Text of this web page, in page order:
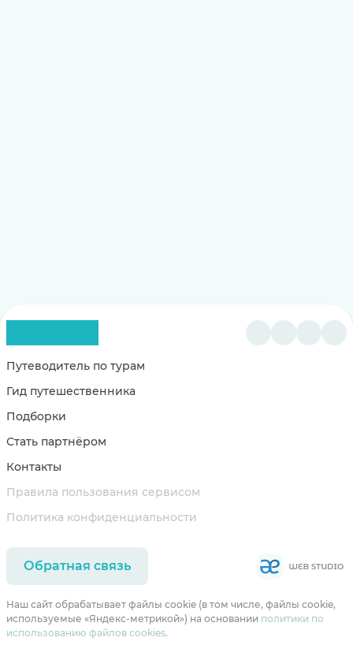
Путеводитель по турам
Гид путешественника
Подборки
Стать партнёром
Контакты
Правила пользования сервисом
Политика конфиденциальности
Обратная связь
Наш сайт обрабатывает файлы cookie (в том числе, файлы cookie,
используемые «Яндекс-метрикой») на основании политики по
использованию файлов cookies.